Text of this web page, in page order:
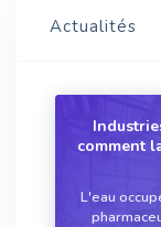
Actualités
comment
L'eau